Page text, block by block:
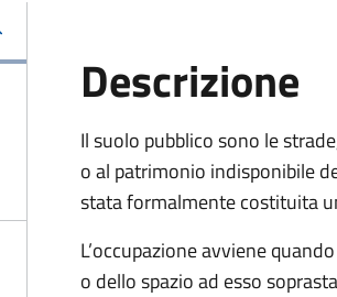
Descrizione
Il suolo pubblico sono le
o al patrimonio indisponibile
stata formalmente costituita
L’occupazione avviene
o dello spazio ad esso